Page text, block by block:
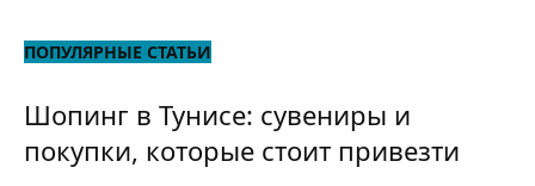
ПОПУЛЯРНЫЕ СТАТЬИ
Шопинг в Тунисе: сувениры и
покупки, которые стоит привезти